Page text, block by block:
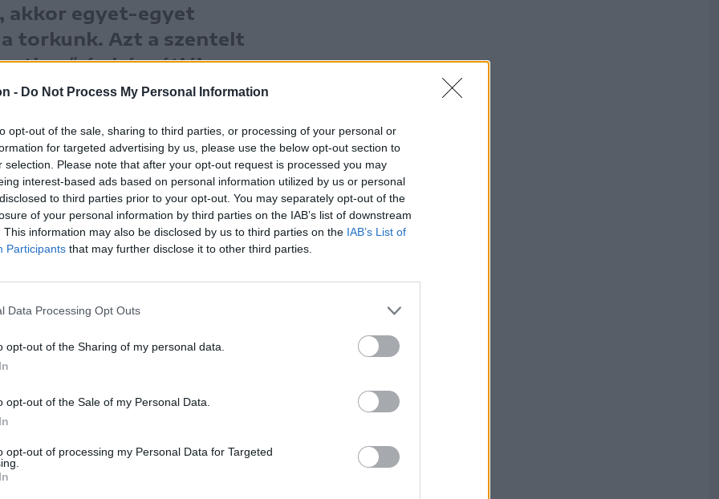
- Do Not Process My Personal Information
opt-out of the sale, sharing to third parties, or processing of your personal or
for targeted advertising by us, please use the below opt-out section to
selection. Please note that after your opt-out request is processed you may
interest-based ads based on personal information utilized by us or personal
to third parties prior to your opt-out. You may separately opt-out of the
of your personal information by third parties on the IAB’s list of downstream
This information may also be disclosed by us to third parties on the IAB’s List of
Participants that may further disclose it to other third parties.
Data Processing Opt Outs
opt-out of the Sharing of my personal data.
opt-out of the Sale of my Personal Data.
opt-out of processing my Personal Data for Targeted
akkor egyet-egyet
torkunk. Azt a szentelt
év húsvétjáig, s avva
A pimpóból a kép
a következő esztendő
tartsa a villámokat,
egy-egy szálat szúrni, s evvel a
holtakért ajánlják fel.”
is, ahol virágvasárnap hazavitt
egyaránt használták. Egy
gerendája alá tűzték, remélve,
megóvják magukat és javaikat.
akinek fájt a torka, de a
borjadzott tehén megduzzadt tőgyét
idő közeledtével szentel cekót tettek a